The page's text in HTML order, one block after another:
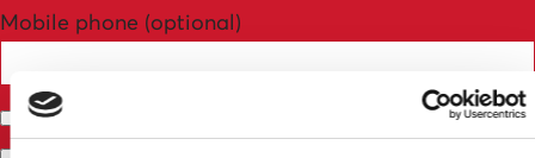
Mobile phone (optional)
Send me email updates